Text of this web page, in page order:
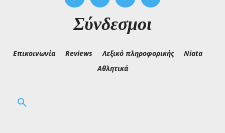
Σύνδεσμοι
Επικοινωνία Reviews Λεξικό πληροφορικής
Niata
Αθλητικά